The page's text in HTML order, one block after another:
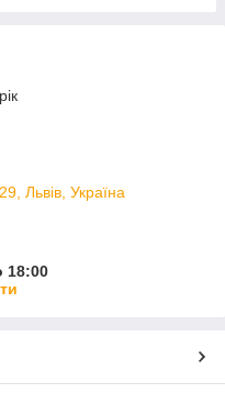
Львів, Україна
18:00